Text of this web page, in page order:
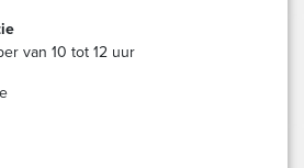
van 10 tot 12 uur